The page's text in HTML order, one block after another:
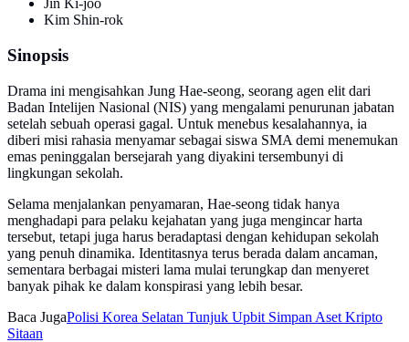
Jin Ki-joo
Kim Shin-rok
Sinopsis
Drama ini mengisahkan Jung Hae-seong, seorang agen elit dari
Badan Intelijen Nasional (NIS) yang mengalami penurunan jabatan
setelah sebuah operasi gagal. Untuk menebus kesalahannya, ia
diberi misi rahasia menyamar sebagai siswa SMA demi menemukan
emas peninggalan bersejarah yang diyakini tersembunyi di
lingkungan sekolah.
Selama menjalankan penyamaran, Hae-seong tidak hanya
menghadapi para pelaku kejahatan yang juga mengincar harta
tersebut, tetapi juga harus beradaptasi dengan kehidupan sekolah
yang penuh dinamika. Identitasnya terus berada dalam ancaman,
sementara berbagai misteri lama mulai terungkap dan menyeret
banyak pihak ke dalam konspirasi yang lebih besar.
Baca JugaPolisi Korea Selatan Tunjuk Upbit Simpan Aset Kripto
Sitaan